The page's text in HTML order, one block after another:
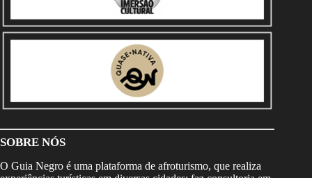
SOBRE NÓS
O Guia Negro é uma plataforma de afroturismo, que realiza